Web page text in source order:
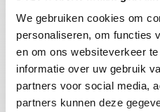
We gebruiken cookies om
personaliseren, om functies
en om ons websiteverkeer
informatie over uw gebruik
partners voor social media,
partners kunnen deze